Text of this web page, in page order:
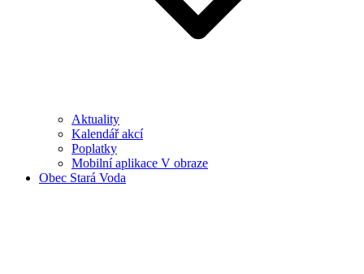
Aktuality
Kalendář akcí
Poplatky
Mobilní aplikace V obraze
Obec Stará Voda